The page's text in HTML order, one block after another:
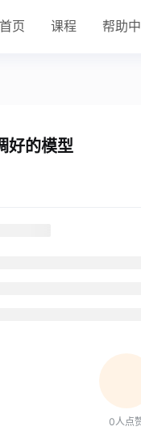
首页 课程 帮助
好的模型
0人点